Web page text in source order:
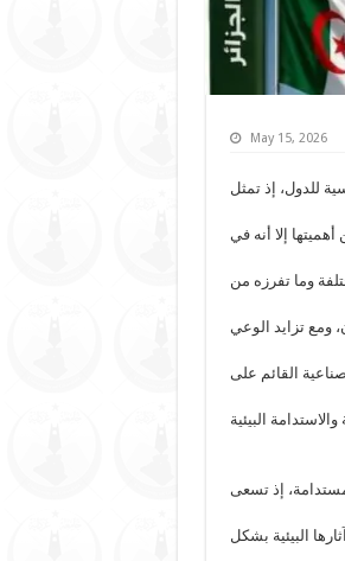
May 15, 2026
للدول، إذ تمثل
إلا أنه في
وما تفرزه من
ومع تزايد الوعي
القائم على
إذ تسعى
البيئية بشكل